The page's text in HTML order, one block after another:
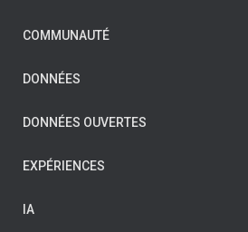
COMMUNAUTÉ
DONNÉES
DONNÉES OUVERTES
EXPÉRIENCES
IA